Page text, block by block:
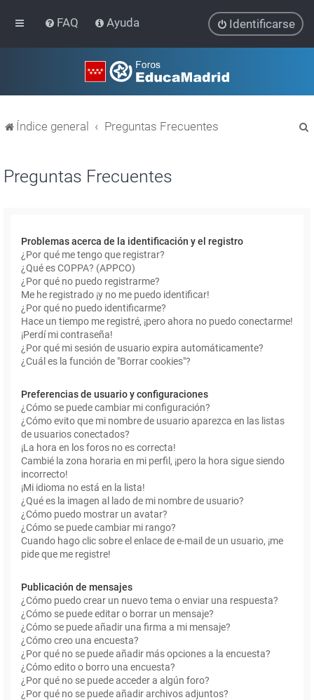
FAQ Ayuda Identificarse
Índice general Preguntas Frecuentes
Preguntas Frecuentes
Problemas acerca de la identificación y el registro
¿Por qué me tengo que registrar?
¿Qué es COPPA? (APPCO)
¿Por qué no puedo registrarme?
Me he registrado ¡y no me puedo identificar!
¿Por qué no puedo identificarme?
Hace un tiempo me registré, ¡pero ahora no puedo conectarme!
¡Perdí mi contraseña!
¿Por qué mi sesión de usuario expira automáticamente?
¿Cuál es la función de "Borrar cookies"?
Preferencias de usuario y configuraciones
¿Cómo se puede cambiar mi configuración?
¿Cómo evito que mi nombre de usuario aparezca en las listas
de usuarios conectados?
¡La hora en los foros no es correcta!
Cambié la zona horaria en mi perfil, ¡pero la hora sigue siendo
incorrecto!
¡Mi idioma no está en la lista!
¿Qué es la imagen al lado de mi nombre de usuario?
¿Cómo puedo mostrar un avatar?
¿Cómo se puede cambiar mi rango?
Cuando hago clic sobre el enlace de e-mail de un usuario, ¡me
pide que me registre!
Publicación de mensajes
¿Cómo puedo crear un nuevo tema o enviar una respuesta?
¿Cómo se puede editar o borrar un mensaje?
¿Cómo se puede añadir una firma a mi mensaje?
¿Cómo creo una encuesta?
¿Por qué no se puede añadir más opciones a la encuesta?
¿Cómo edito o borro una encuesta?
¿Por qué no se puede acceder a algún foro?
¿Por qué no se puede añadir archivos adjuntos?